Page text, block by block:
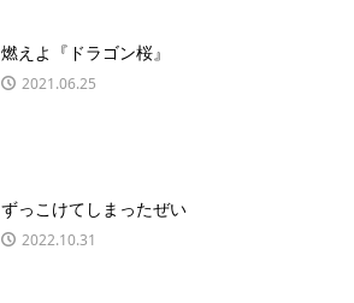
燃えよ『ドラゴン桜』
2021.06.25
ずっこけてしまったぜい
2022.10.31